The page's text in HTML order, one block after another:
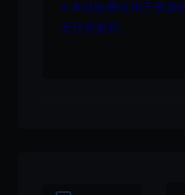
4.本站收费仅用于资源
无任何盈利。